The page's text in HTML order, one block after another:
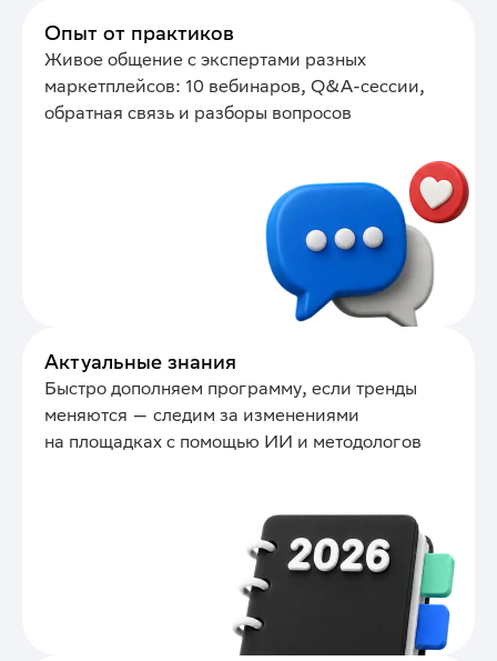
Опыт от практиков
Живое общение с экспертами разных
маркетплейсов: 10 вебинаров, Q&A-сессии,
обратная связь и разборы вопросов
Актуальные знания
Быстро дополняем программу, если тренды
меняются — следим за изменениями
на площадках с помощью ИИ и методологов